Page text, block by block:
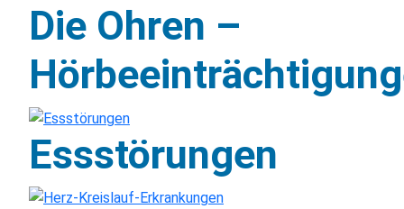
Die Ohren –
Essstörungen